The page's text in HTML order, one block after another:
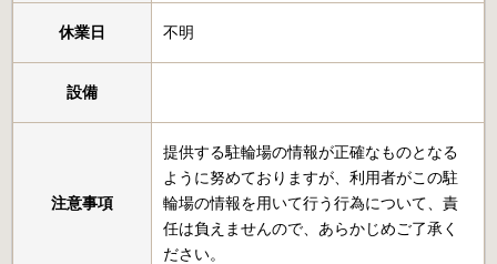
休業日 不明
設備
注意事項
提供する駐輪場の情報が正確なものとなる
ように努めておりますが、利用者がこの駐
輪場の情報を用いて行う行為について、責
任は負えませんので、あらかじめご了承く
ださい。